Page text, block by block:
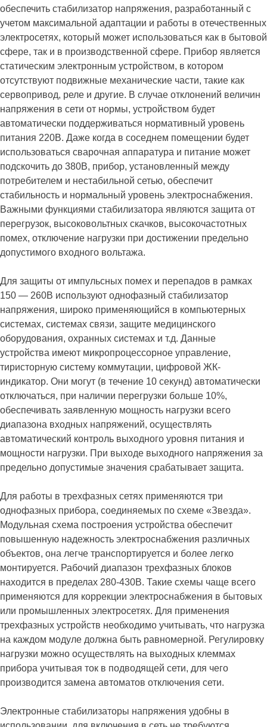
обеспечить стабилизатор напряжения, разработанный с
учетом максимальной адаптации и работы в отечественных
электросетях, который может использоваться как в бытовой
сфере, так и в производственной сфере. Прибор является
статическим электронным устройством, в котором
отсутствуют подвижные механические части, такие как
сервопривод, реле и другие. В случае отклонений величин
напряжения в сети от нормы, устройством будет
автоматически поддерживаться нормативный уровень
питания 220В. Даже когда в соседнем помещении будет
использоваться сварочная аппаратура и питание может
подскочить до 380В, прибор, установленный между
потребителем и нестабильной сетью, обеспечит
стабильность и нормальный уровень электроснабжения.
Важными функциями стабилизатора являются защита от
перегрузок, высоковольтных скачков, высокочастотных
помех, отключение нагрузки при достижении предельно
допустимого входного вольтажа.
Для защиты от импульсных помех и перепадов в рамках
150 — 260В используют однофазный стабилизатор
напряжения, широко применяющийся в компьютерных
системах, системах связи, защите медицинского
оборудования, охранных системах и т.д. Данные
устройства имеют микропроцессорное управление,
тиристорную систему коммутации, цифровой ЖК-
индикатор. Они могут (в течение 10 секунд) автоматически
отключаться, при наличии перегрузки больше 10%,
обеспечивать заявленную мощность нагрузки всего
диапазона входных напряжений, осуществлять
автоматический контроль выходного уровня питания и
мощности нагрузки. При выходе выходного напряжения за
предельно допустимые значения срабатывает защита.
Для работы в трехфазных сетях применяются три
однофазных прибора, соединяемых по схеме «Звезда».
Модульная схема построения устройства обеспечит
повышенную надежность электроснабжения различных
объектов, она легче транспортируется и более легко
монтируется. Рабочий диапазон трехфазных блоков
находится в пределах 280-430В. Такие схемы чаще всего
применяются для коррекции электроснабжения в бытовых
или промышленных электросетях. Для применения
трехфазных устройств необходимо учитывать, что нагрузка
на каждом модуле должна быть равномерной. Регулировку
нагрузки можно осуществлять на выходных клеммах
прибора учитывая ток в подводящей сети, для чего
производится замена автоматов отключения сети.
Электронные стабилизаторы напряжения удобны в